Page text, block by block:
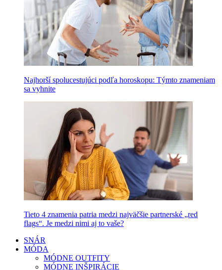
Najhorší spolucestujúci podľa horoskopu: Týmto znameniam
sa vyhnite
Tieto 4 znamenia patria medzi najväčšie partnerské „red
flags“. Je medzi nimi aj to vaše?
SNÁR
MÓDA
MÓDNE OUTFITY
MÓDNE INŠPIRÁCIE